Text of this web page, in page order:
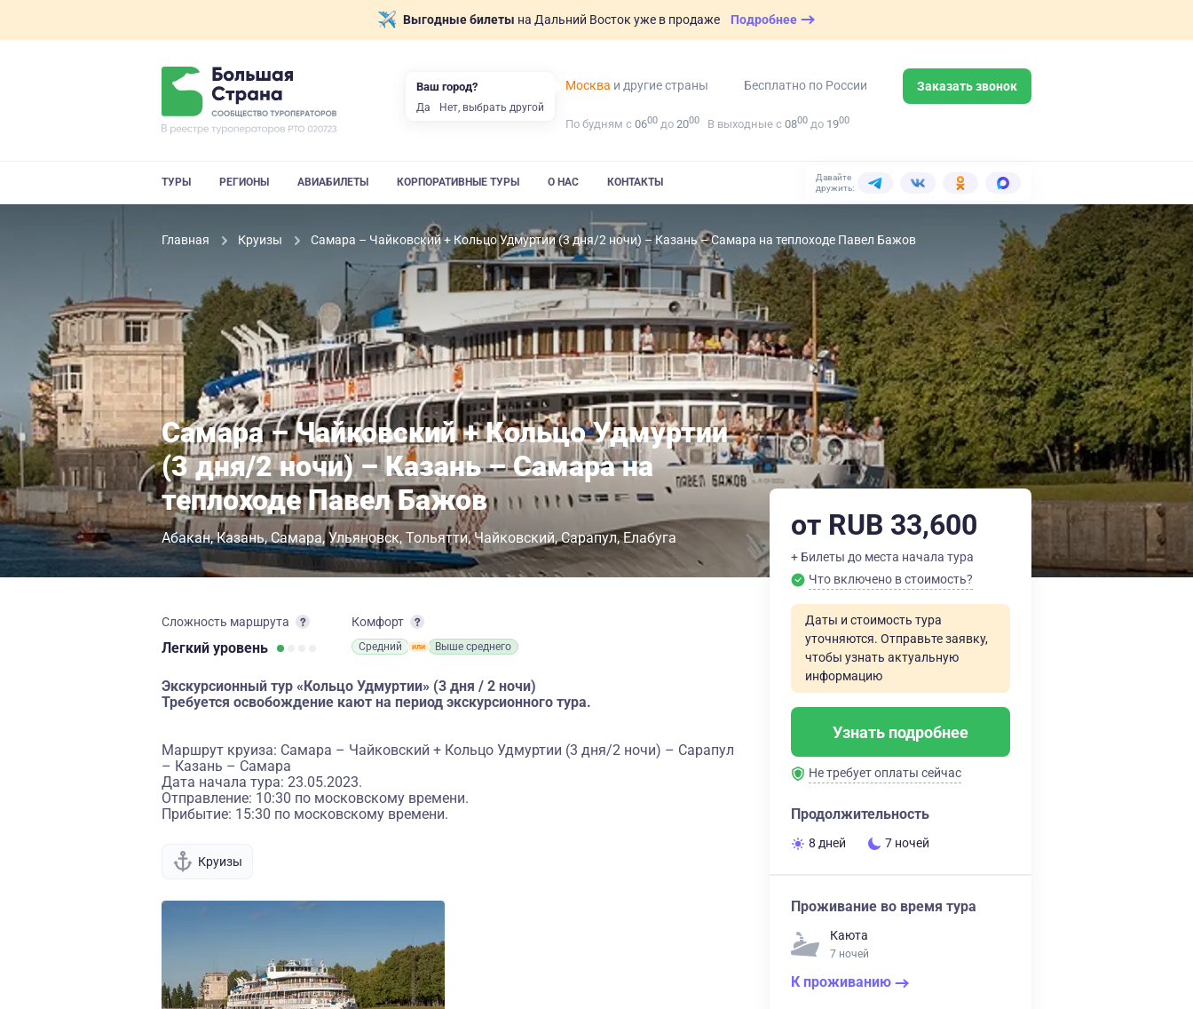
Выгодные билеты на Дальний Восток уже в продаже Подробнее
Москва и другие страны Бесплатно по России Заказать звонок
По будням с 0600 до 2000 В выходные с 0800 до 1900
ТУРЫ РЕГИОНЫ АВИАБИЛЕТЫ КОРПОРАТИВНЫЕ ТУРЫ О НАС КОНТАКТЫ
Давайте
дружить:
Главная Круизы Самара – Чайковский + Кольцо Удмуртии (3 дня/2 ночи) – Казань – Самара на теплоходе Павел Бажов
Самара – Чайковский + Кольцо Удмуртии
(3 дня/2 ночи) – Казань – Самара на
теплоходе Павел Бажов
Абакан Казань Самара Ульяновск Тольятти Чайковский Сарапул Елабуга
Сложность маршрута
Легкий уровень
Комфорт
Средний Выше среднего
Экскурсионный тур «Кольцо Удмуртии» (3 дня / 2 ночи)
Требуется освобождение кают на период экскурсионного тура.
Маршрут круиза: Самара – Чайковский + Кольцо Удмуртии (3 дня/2 ночи) – Сарапул
– Казань – Самара
Дата начала тура: 23.05.2023.
Отправление: 10:30 по московскому времени.
Прибытие: 15:30 по московскому времени.
Круизы
от RUB 33,600
+ Билеты до места начала тура
Что включено в стоимость?
Даты и стоимость тура
уточняются. Отправьте заявку,
чтобы узнать актуальную
информацию
Узнать подробнее
Не требует оплаты сейчас
Продолжительность
8 дней 7 ночей
Проживание во время тура
Каюта
7 ночей
К проживанию
Ваш город?
Да Нет, выбрать другой